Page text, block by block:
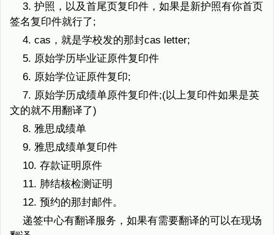
3. 护照，以及首尾页复印件，如果是新护照有你首页
签名复印件就行了;
4. cas，就是学校发的那封cas letter;
5. 原始学历毕业证原件复印件
6. 原始学位证原件复印;
7. 原始学历成绩单原件复印件;(以上复印件如果是英
文的就不用翻译了)
8. 雅思成绩单
9. 雅思成绩单复印件
10. 存款证明原件
11. 肺结核检测证明
12. 预约的那封邮件。
递签中心有翻译服务，如果有需要翻译的可以在现场